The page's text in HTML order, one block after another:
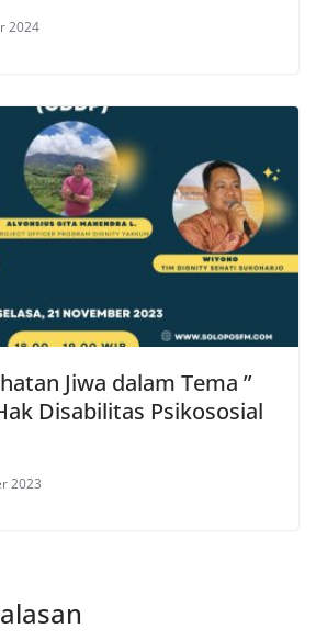
2024
Jiwa dalam Tema ”
Disabilitas Psikososial
2023